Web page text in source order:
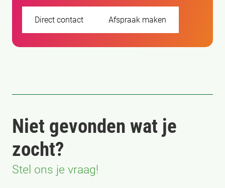
Direct contact Afspraak maken
Niet gevonden wat je
zocht?
Stel ons je vraag!